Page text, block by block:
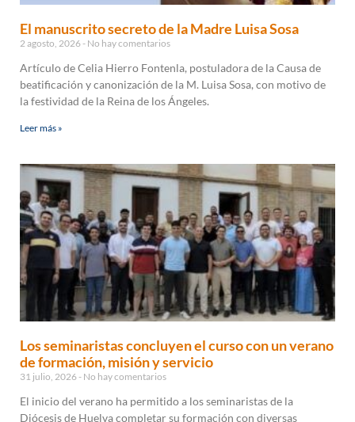
El manuscrito secreto de la Madre Luisa Sosa
2 agosto, 2026 No hay comentarios
Artículo de Celia Hierro Fontenla, postuladora de la Causa de
beatificación y canonización de la M. Luisa Sosa, con motivo de
la festividad de la Reina de los Ángeles.
Leer más »
Los seminaristas concluyen el curso con un verano
de formación, misión y servicio
31 julio, 2026 No hay comentarios
El inicio del verano ha permitido a los seminaristas de la
Diócesis de Huelva completar su formación con diversas